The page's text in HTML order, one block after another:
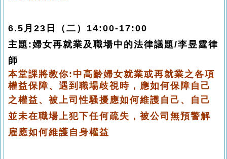
6.5月23日（二）14:00-17:00
主題 :婦女再就業及職場中的法律議題/李昱霆律
師
本堂課將教你:中高齡婦女就業或再就業之各項
權益保障、 遇到職場歧視時，應如何保障自己
之權益、被上司性騷擾應如何維護自己 、自己
並未在職場上犯下任何疏失，被公司無預警解
雇應如何維護自身權益